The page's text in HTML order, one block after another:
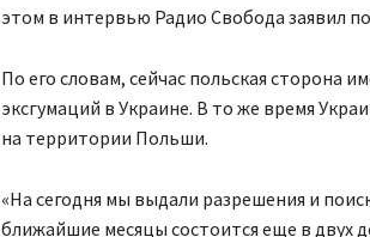
этом в интервью Радио Свобода заявил
По его словам, сейчас польская сторона
эксгумаций в Украине. В то же время
на территории Польши.
«На сегодня мы выдали разрешения и
ближайшие месяцы состоится еще в двух